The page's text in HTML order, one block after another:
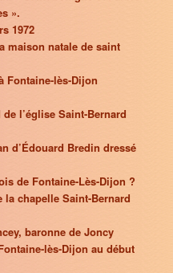
».
1972
maison natale de saint
Fontaine-lès-Dijon
l’église Saint-Bernard
d’Édouard Bredin dressé
de Fontaine-Lès-Dijon ?
chapelle Saint-Bernard
baronne de Joncy
lès-Dijon au début